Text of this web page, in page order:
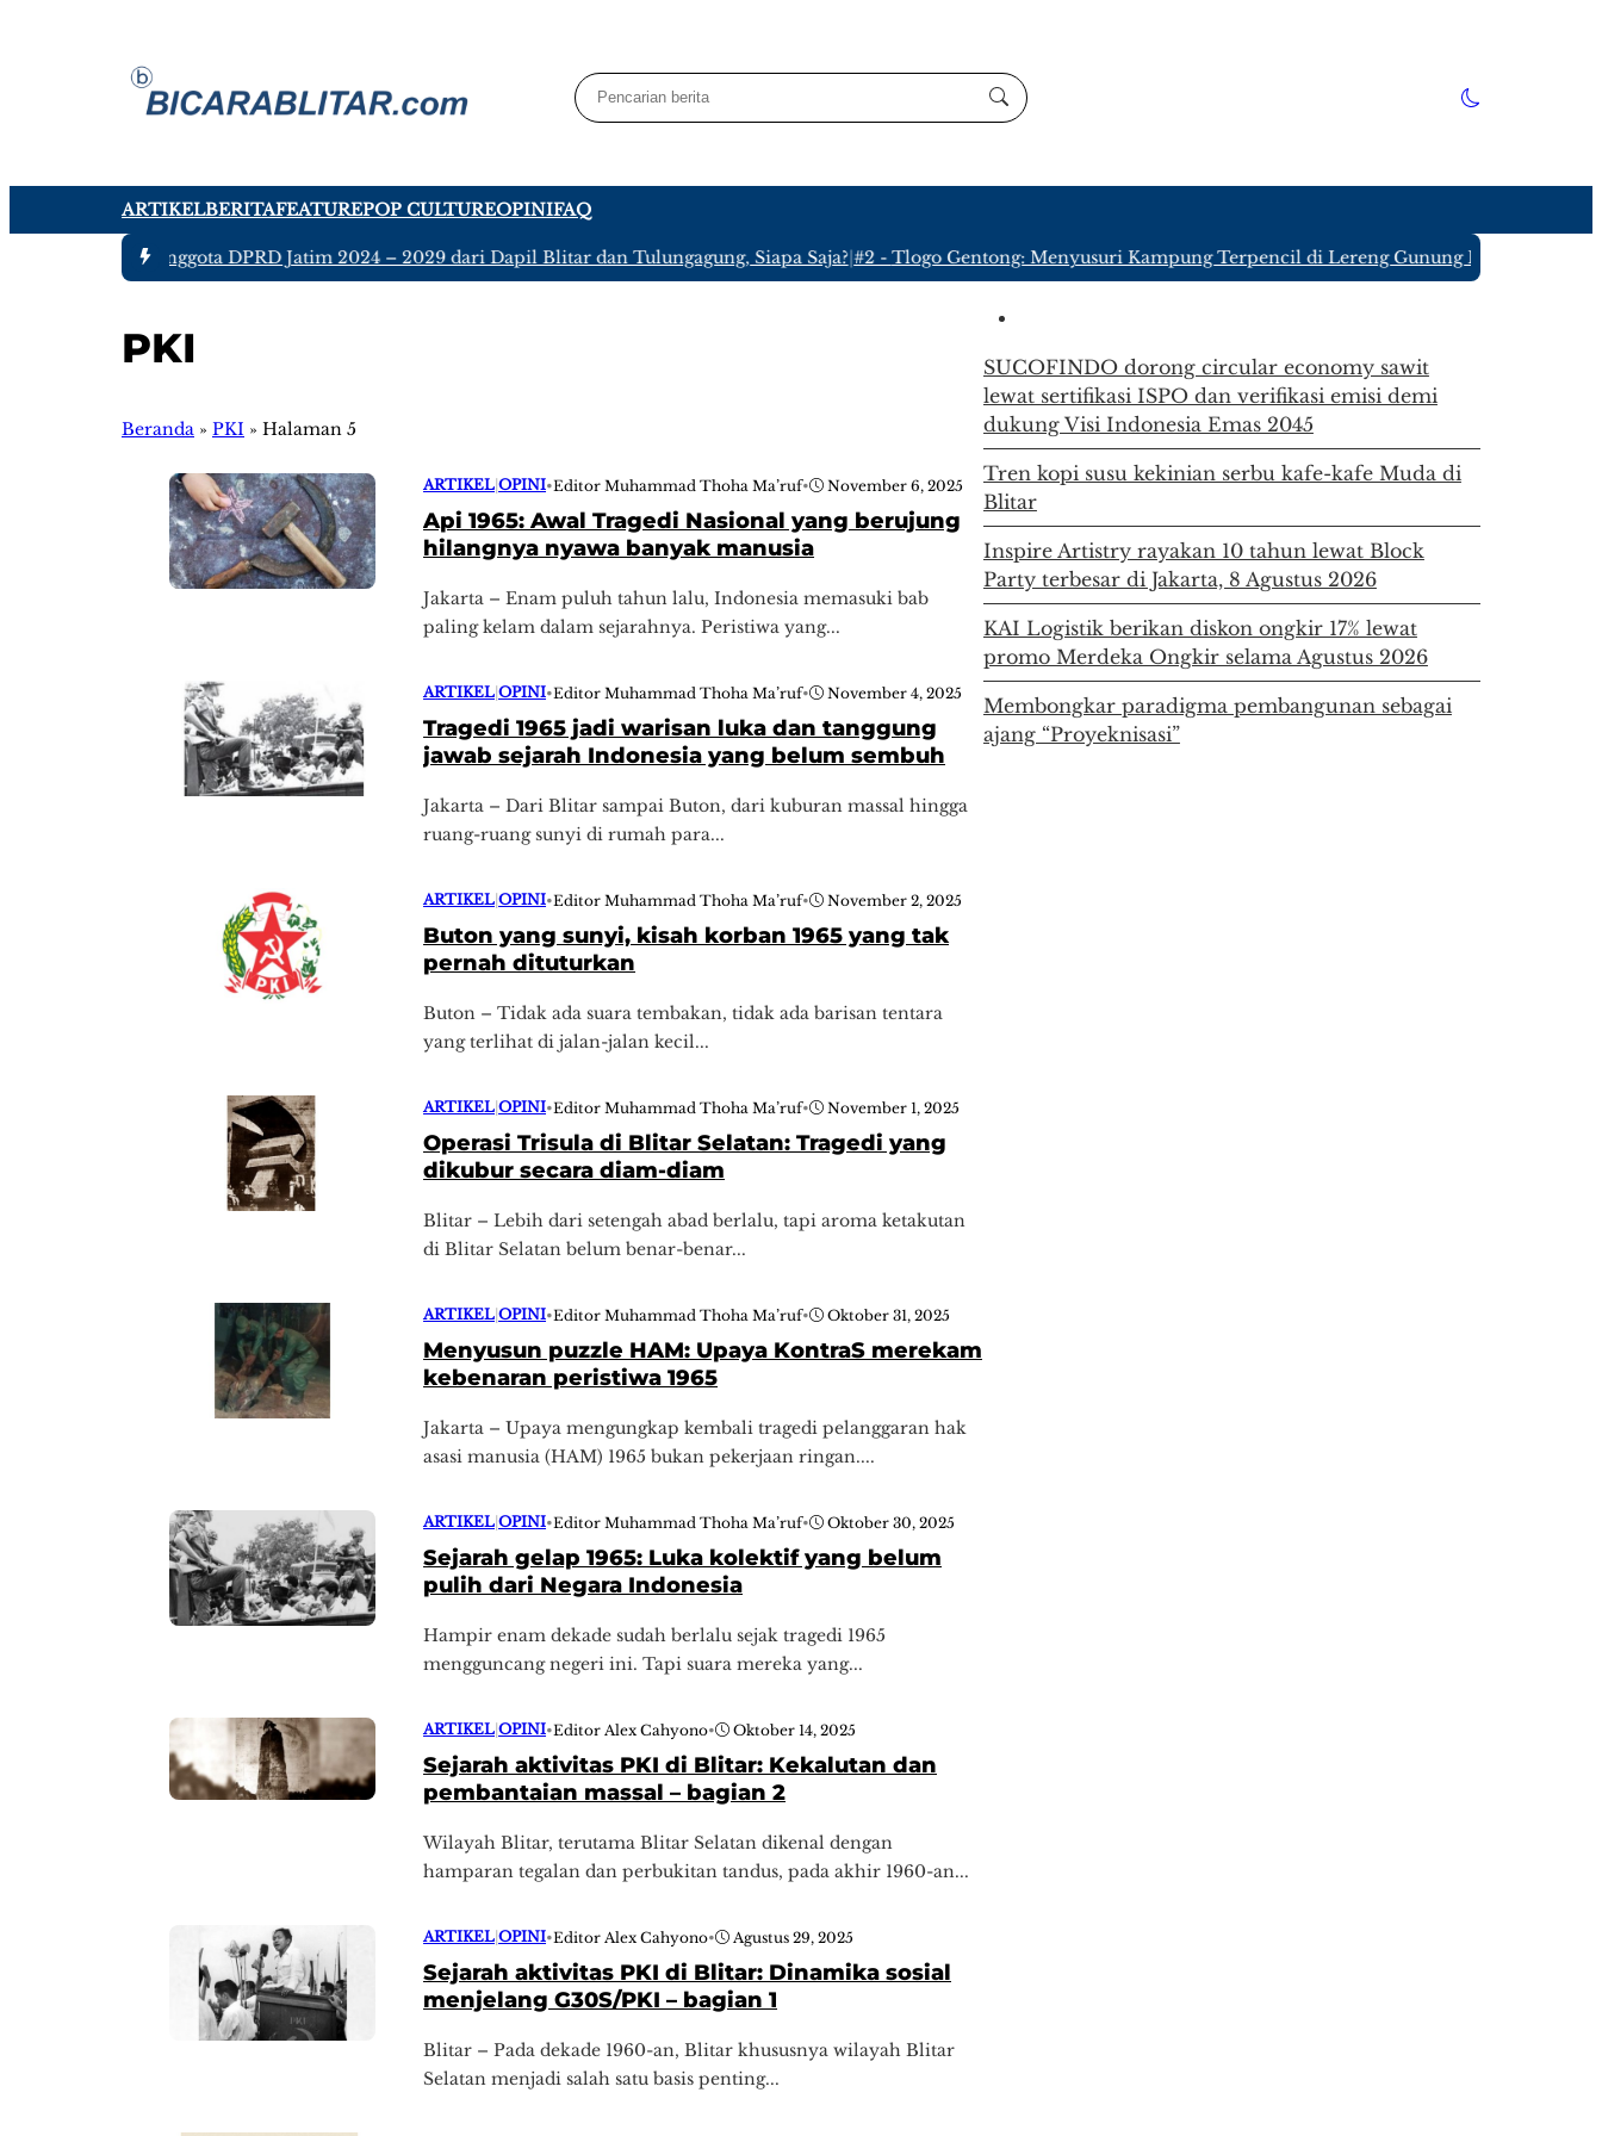
ARTIKELBERITAFEATUREPOP CULTUREOPINIFAQ
Ada tujuh Anggota DPRD Jatim 2024 – 2029 dari Dapil Blitar dan Tulungagung, Siapa Saja?|#2 -Tlogo Gentong: Menyusuri Kampung Terpencil di Lereng Gunung Kawi Blitar yang
PKI
Beranda » PKI » Halaman 5
ARTIKEL |OPINI•Editor Muhammad Thoha Ma’ruf• November 6, 2025
Api 1965: Awal Tragedi Nasional yang berujung
hilangnya nyawa banyak manusia
Jakarta – Enam puluh tahun lalu, Indonesia memasuki bab
paling kelam dalam sejarahnya. Peristiwa yang...
ARTIKEL |OPINI•Editor Muhammad Thoha Ma’ruf• November 4, 2025
Tragedi 1965 jadi warisan luka dan tanggung
jawab sejarah Indonesia yang belum sembuh
Jakarta – Dari Blitar sampai Buton, dari kuburan massal hingga
ruang-ruang sunyi di rumah para...
ARTIKEL |OPINI•Editor Muhammad Thoha Ma’ruf• November 2, 2025
Buton yang sunyi, kisah korban 1965 yang tak
pernah dituturkan
Buton – Tidak ada suara tembakan, tidak ada barisan tentara
yang terlihat di jalan-jalan kecil...
ARTIKEL |OPINI•Editor Muhammad Thoha Ma’ruf• November 1, 2025
Operasi Trisula di Blitar Selatan: Tragedi yang
dikubur secara diam-diam
Blitar – Lebih dari setengah abad berlalu, tapi aroma ketakutan
di Blitar Selatan belum benar-benar...
ARTIKEL |OPINI•Editor Muhammad Thoha Ma’ruf• Oktober 31, 2025
Menyusun puzzle HAM: Upaya KontraS merekam
kebenaran peristiwa 1965
Jakarta – Upaya mengungkap kembali tragedi pelanggaran hak
asasi manusia (HAM) 1965 bukan pekerjaan ringan....
ARTIKEL |OPINI•Editor Muhammad Thoha Ma’ruf• Oktober 30, 2025
Sejarah gelap 1965: Luka kolektif yang belum
pulih dari Negara Indonesia
Hampir enam dekade sudah berlalu sejak tragedi 1965
mengguncang negeri ini. Tapi suara mereka yang...
ARTIKEL |OPINI•Editor Alex Cahyono• Oktober 14, 2025
Sejarah aktivitas PKI di Blitar: Kekalutan dan
pembantaian massal – bagian 2
Wilayah Blitar, terutama Blitar Selatan dikenal dengan
hamparan tegalan dan perbukitan tandus, pada akhir 1960-an...
ARTIKEL |OPINI•Editor Alex Cahyono• Agustus 29, 2025
Sejarah aktivitas PKI di Blitar: Dinamika sosial
menjelang G30S/PKI – bagian 1
Blitar – Pada dekade 1960-an, Blitar khususnya wilayah Blitar
Selatan menjadi salah satu basis penting...
SUCOFINDO dorong circular economy sawit
lewat sertifikasi ISPO dan verifikasi emisi demi
dukung Visi Indonesia Emas 2045
Tren kopi susu kekinian serbu kafe-kafe Muda di
Blitar
Inspire Artistry rayakan 10 tahun lewat Block
Party terbesar di Jakarta, 8 Agustus 2026
KAI Logistik berikan diskon ongkir 17% lewat
promo Merdeka Ongkir selama Agustus 2026
Membongkar paradigma pembangunan sebagai
ajang “Proyeknisasi”